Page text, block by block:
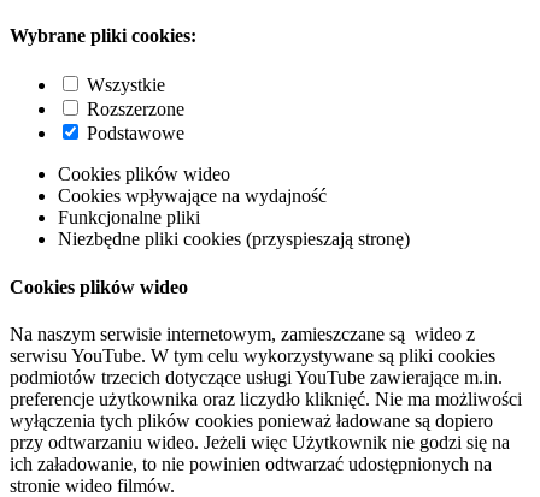
Wybrane pliki cookies:
Wszystkie
Rozszerzone
Podstawowe
Cookies plików wideo
Cookies wpływające na wydajność
Funkcjonalne pliki
Niezbędne pliki cookies (przyspieszają stronę)
Cookies plików wideo
Na naszym serwisie internetowym, zamieszczane są wideo z
serwisu YouTube. W tym celu wykorzystywane są pliki cookies
podmiotów trzecich dotyczące usługi YouTube zawierające m.in.
preferencje użytkownika oraz liczydło kliknięć. Nie ma możliwości
wyłączenia tych plików cookies ponieważ ładowane są dopiero
przy odtwarzaniu wideo. Jeżeli więc Użytkownik nie godzi się na
ich załadowanie, to nie powinien odtwarzać udostępnionych na
stronie wideo filmów.